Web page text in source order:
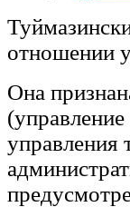
отношении
Она
управления